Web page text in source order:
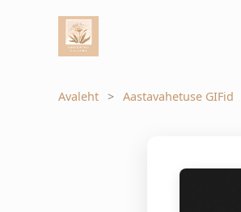
Avaleht Aastavahetuse GIFid